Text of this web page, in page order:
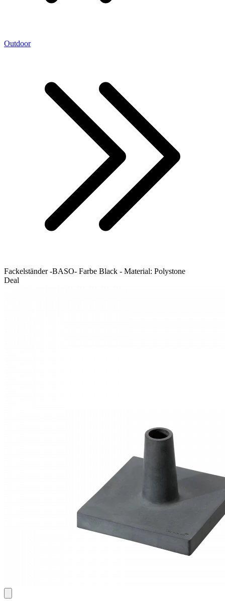
Outdoor
Fackelständer -BASO- Farbe Black - Material: Polystone
Deal